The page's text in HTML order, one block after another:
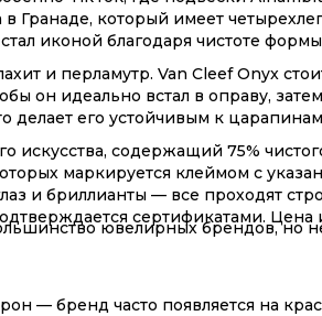
Гранаде, который имеет
иконой благодаря чистоте
и перламутр. Van Cleef Onyx
он идеально встал в оправу,
делает его устойчивым к
содержащий 75%
маркируется клеймом с
и бриллианты — все проходят
сертификатами. Цена
ювелирных брендов, но
— бренд часто появляется на